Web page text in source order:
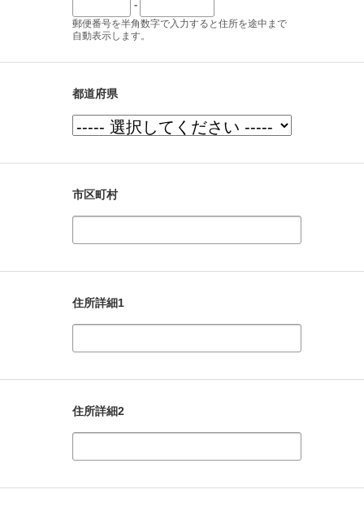
-
郵便番号を半角数字で入力すると住所を途中まで
自動表示します。
都道府県
市区町村
住所詳細1
住所詳細2